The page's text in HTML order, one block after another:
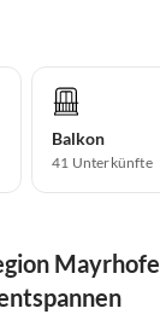
Balkon
41 Unterkünfte